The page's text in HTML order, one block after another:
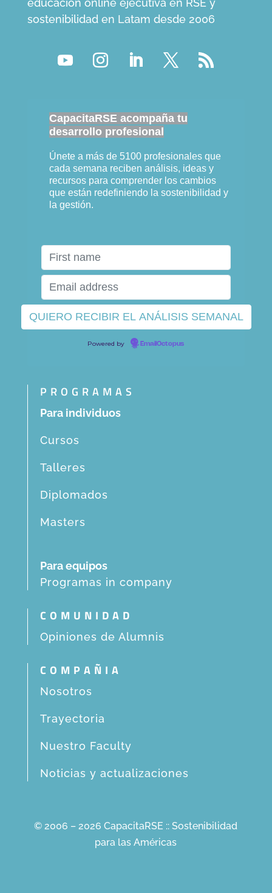
educación online ejecutiva en RSE y
sostenibilidad en Latam desde 2006
CapacitaRSE acompaña tu
desarrollo profesional
Únete a más de 5100 profesionales que
cada semana reciben análisis, ideas y
recursos para comprender los cambios
que están redefiniendo la sostenibilidad y
la gestión.
Powered by EmailOctopus
PROGRAMAS
Para individuos
Cursos
Talleres
Diplomados
Masters
Para equipos
Programas in company
COMUNIDAD
Opiniones de Alumnis
COMPAÑIA
Nosotros
Trayectoria
Nuestro Faculty
Noticias y actualizaciones
© 2006 – 2026 CapacitaRSE :: Sostenibilidad
para las Américas